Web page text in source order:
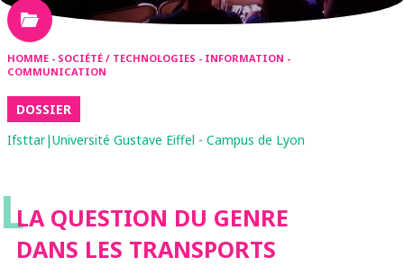
HOMME - SOCIÉTÉ / TECHNOLOGIES - INFORMATION -
COMMUNICATION
DOSSIER
Ifsttar|Université Gustave Eiffel - Campus de Lyon
LLA QUESTION DU GENRE
DANS LES TRANSPORTS